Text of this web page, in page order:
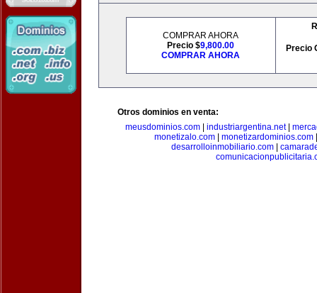
COMPRAR AHORA
Precio $9,800.00
COMPRAR AHORA
Precio
Otros dominios en venta:
meusdominios.com| industriargentina.net|
monetizalo.com| monetizardominios.com
desarrolloinmobiliario.com